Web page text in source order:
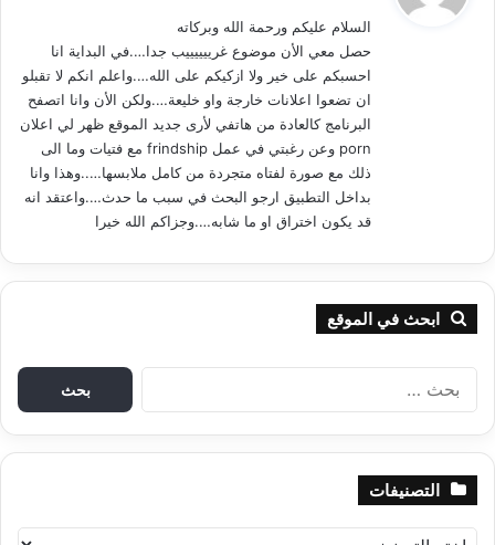
ل
السلام عليكم ورحمة الله وبركاته
حصل معي الأن موضوع غرييييييب جدا….في البداية انا
احسبكم على خير ولا ازكيكم على الله….واعلم انكم لا تقبلو
ان تضعوا اعلانات خارجة واو خليعة….ولكن الأن وانا اتصفح
البرنامج كالعادة من هاتفي لأرى جديد الموقع ظهر لي اعلان
porn وعن رغبتي في عمل frindship مع فتيات وما الى
ذلك مع صورة لفتاه متجردة من كامل ملابسها…..وهذا وانا
بداخل التطبيق ارجو البحث في سبب ما حدث….واعتقد انه
قد يكون اختراق او ما شابه….وجزاكم الله خيرا
ابحث في الموقع
التصنيفات